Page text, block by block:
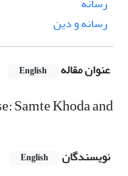
رسانه و دین
عنوان مقاله English
Samte Khoda and
نویسندگان English